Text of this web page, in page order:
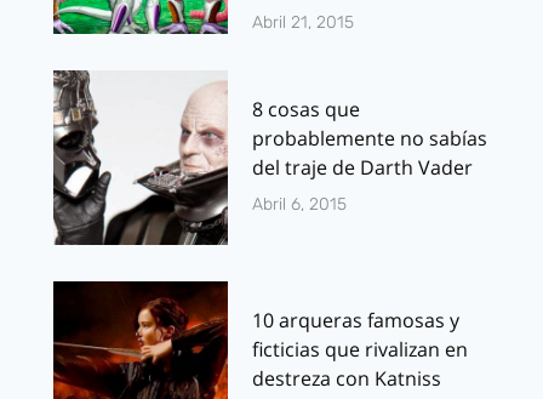
Abril 21, 2015
8 cosas que
probablemente no sabías
del traje de Darth Vader
Abril 6, 2015
10 arqueras famosas y
ficticias que rivalizan en
destreza con Katniss